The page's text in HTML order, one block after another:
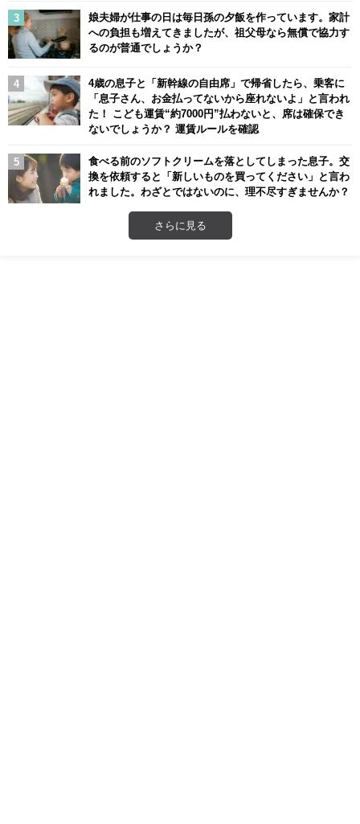
娘夫婦が仕事の日は毎日孫の夕飯を作っています。家計
への負担も増えてきましたが、祖父母なら無償で協力す
るのが普通でしょうか？
4歳の息子と「新幹線の自由席」で帰省したら、乗客に
「息子さん、お金払ってないから座れないよ」と言われ
た！ こども運賃“約7000円”払わないと、席は確保でき
ないでしょうか？ 運賃ルールを確認
食べる前のソフトクリームを落としてしまった息子。交
換を依頼すると「新しいものを買ってください」と言わ
れました。わざとではないのに、理不尽すぎませんか？
さらに見る